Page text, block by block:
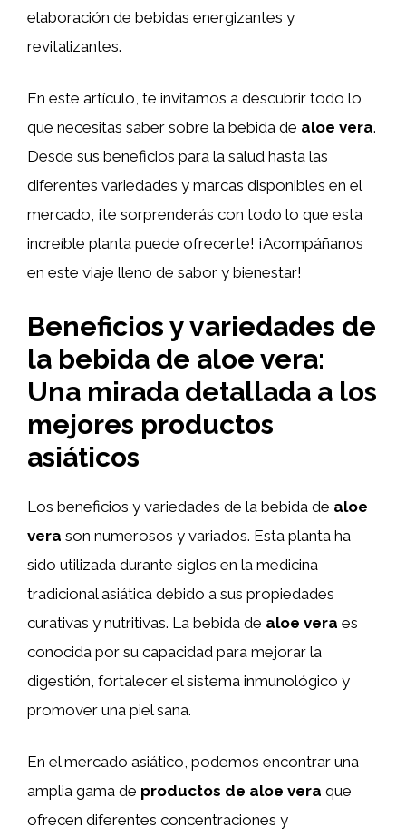
elaboración de bebidas energizantes y
revitalizantes.
En este artículo, te invitamos a descubrir todo lo
que necesitas saber sobre la bebida de aloe vera.
Desde sus beneficios para la salud hasta las
diferentes variedades y marcas disponibles en el
mercado, ¡te sorprenderás con todo lo que esta
increíble planta puede ofrecerte! ¡Acompáñanos
en este viaje lleno de sabor y bienestar!
Beneficios y variedades de
la bebida de aloe vera:
Una mirada detallada a los
mejores productos
asiáticos
Los beneficios y variedades de la bebida de aloe
vera son numerosos y variados. Esta planta ha
sido utilizada durante siglos en la medicina
tradicional asiática debido a sus propiedades
curativas y nutritivas. La bebida de aloe vera es
conocida por su capacidad para mejorar la
digestión, fortalecer el sistema inmunológico y
promover una piel sana.
En el mercado asiático, podemos encontrar una
amplia gama de productos de aloe vera que
ofrecen diferentes concentraciones y